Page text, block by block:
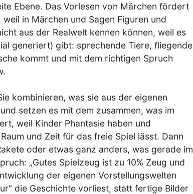
Ebene. Das Vorlesen von Märchen fördert
in Märchen und Sagen Figuren und
aus der Realwelt kennen können, weil es
generiert) gibt: sprechende Tiere, fliegende
kommt und mit dem richtigen Spruch
kombinieren, was sie aus der eigenen
setzen es mit dem zusammen, was im
weil Kinder Phantasie haben und
und Zeit für das freie Spiel lässt. Dann
oder etwas ganz anders, was gerade im
„Gutes Spielzeug ist zu 10% Zeug und
der eigenen Vorstellungswelten
die Geschichte vorliest, statt fertige Bilder